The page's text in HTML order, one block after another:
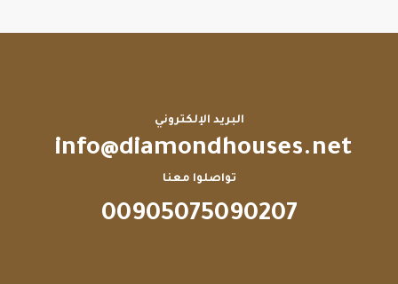
البريد الإلكتروني
info@diamondhouses.net
تواصلوا معنا
00905075090207